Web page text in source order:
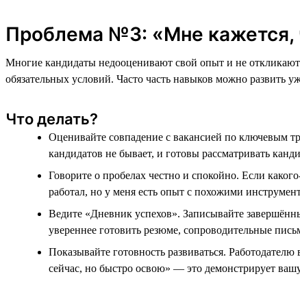
Проблема №3: «Мне кажется,
Многие кандидаты недооценивают свой опыт и не
обязательных условий. Часто часть навыков можно развить
Что делать?
Оценивайте совпадение с вакансией по ключевым
кандидатов не бывает, и готовы рассматривать
Говорите о пробелах честно и спокойно. Если
работал, но у меня есть опыт с похожими
Ведите «Дневник успехов». Записывайте
увереннее готовить резюме, сопроводительные
Показывайте готовность развиваться.
сейчас, но быстро освою» — это демонстрирует